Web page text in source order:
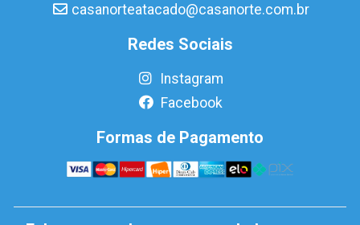
casanorteatacado@casanorte.com.br
Redes Sociais
Instagram
Facebook
Formas de Pagamento